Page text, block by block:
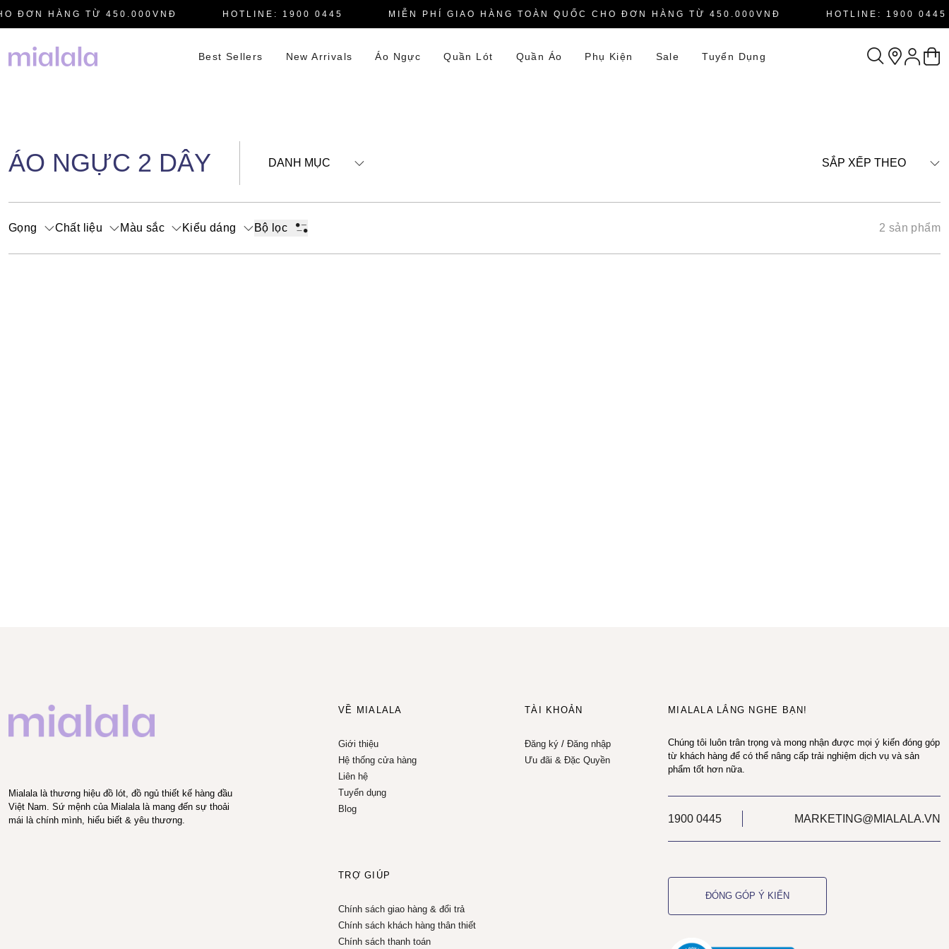
ĐƠN HÀNG TỪ 450.000VNĐ HOTLINE: 1900 0445 MIỄN PHÍ GIAO HÀNG TOÀN QUỐC CHO ĐƠN HÀNG TỪ 450.000VNĐ HOTLINE: 1900 0445
Best Sellers New Arrivals Áo Ngực Quần Lót Quần Áo Phụ Kiện Sale Tuyển Dụng
ÁO NGỰC 2 DÂY DANH MỤC SẮP XẾP THEO
Gọng Chất liệu Màu sắc Kiểu dáng Bộ lọc 2 sản phẩm
Mialala là thương hiệu đồ lót, đồ ngủ thiết kế hàng đầu
Việt Nam. Sứ mệnh của Mialala là mang đến sự thoải
mái là chính mình, hiểu biết & yêu thương.
VỀ MIALALA
Giới thiệu
Hệ thống cửa hàng
Liên hệ
Tuyển dụng
Blog
TÀI KHOẢN
Đăng ký/ Đăng nhập
Ưu đãi & Đặc Quyền
TRỢ GIÚP
Chính sách giao hàng & đổi trả
Chính sách khách hàng thân thiết
Chính sách thanh toán
MIALALA LẮNG NGHE BẠN!
Chúng tôi luôn trân trọng và mong nhận được mọi ý kiến đóng góp
từ khách hàng để có thể nâng cấp trải nghiệm dịch vụ và sản
phẩm tốt hơn nữa.
1900 0445 MARKETING@MIALALA.VN
ĐÓNG GÓP Ý KIẾN